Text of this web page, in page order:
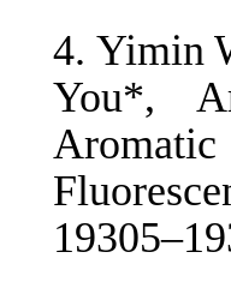
4. Yimin
You*,